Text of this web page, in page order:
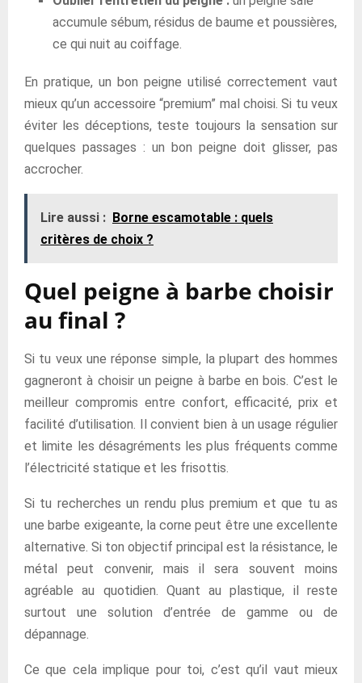
accumule sébum, résidus de baume et poussières,
ce qui nuit au coiffage.
En pratique, un bon peigne utilisé correctement vaut
mieux qu’un accessoire “premium” mal choisi. Si tu veux
éviter les déceptions, teste toujours la sensation sur
quelques passages : un bon peigne doit glisser, pas
accrocher.
Lire aussi : Borne escamotable : quels
critères de choix ?
Quel peigne à barbe choisir
au final ?
Si tu veux une réponse simple, la plupart des hommes
gagneront à choisir un peigne à barbe en bois. C’est le
meilleur compromis entre confort, efficacité, prix et
facilité d’utilisation. Il convient bien à un usage régulier
et limite les désagréments les plus fréquents comme
l’électricité statique et les frisottis.
Si tu recherches un rendu plus premium et que tu as
une barbe exigeante, la corne peut être une excellente
alternative. Si ton objectif principal est la résistance, le
métal peut convenir, mais il sera souvent moins
agréable au quotidien. Quant au plastique, il reste
surtout une solution d’entrée de gamme ou de
dépannage.
Ce que cela implique pour toi, c’est qu’il vaut mieux